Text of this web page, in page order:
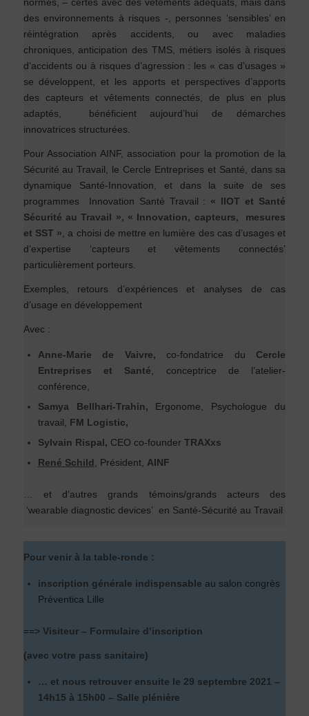
des environnements à risques -, personnes ‘sensibles’ en
réintégration après accidents, ou avec maladies
chroniques, anticipation des TMS, métiers isolés à risques
d’accidents ou à risques d’agression : les « cas d’usages »
se développent, et les apports et perspectives d’apports
des capteurs et vêtements connectés, de plus en plus
adaptés, bénéficient aujourd’hui de démarches
innovatrices structurées.
Pour Association AINF, association pour la promotion de la
Sécurité au Travail, le Cercle Entreprises et Santé, dans sa
dynamique Santé-Innovation, et dans la suite de ses
programmes Innovation Santé Travail : « IIOT et Santé
Sécurité au Travail », « Innovation, capteurs, mesures
et SST » , a choisi de mettre en lumière des cas d’usages et
d’expertise ‘capteurs et vêtements connectés’
particulièrement porteurs.
Exemples, retours d’expériences et analyses de cas
d’usage en développement
Avec :
Anne-Marie de Vaivre, co-fondatrice du Cercle
Entreprises et Santé, conceptrice de l’atelier-
conférence,
Samya Bellhari-Trahin, Ergonome, Psychologue du
travail, FM Logistic,
Sylvain Rispal, CEO co-founder TRAXxs
René Schild, Président, AINF
… et d’autres grands témoins/grands acteurs des
‘wearable diagnostic devices’ en Santé-Sécurité au Travail
Pour venir à la table-ronde :
inscription générale indispensable au salon congrès
Préventica Lille
==> Visiteur – Formulaire d’inscription
(avec votre pass sanitaire)
… et nous retrouver ensuite le 29 septembre 2021 –
14h15 à 15h00 – Salle plénière